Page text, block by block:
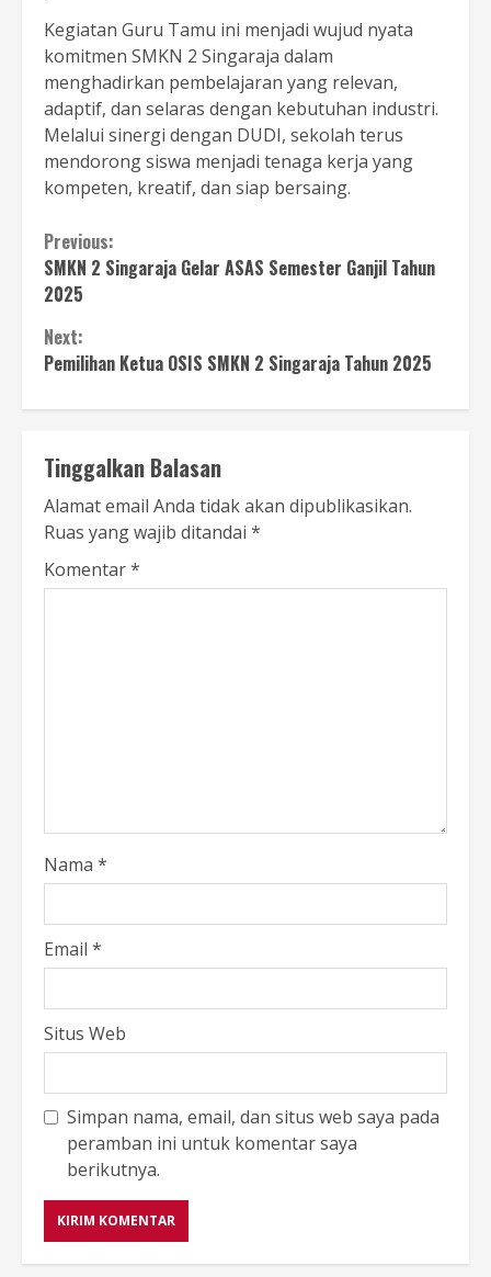
Kegiatan Guru Tamu ini menjadi wujud nyata
komitmen SMKN 2 Singaraja dalam
menghadirkan pembelajaran yang relevan,
adaptif, dan selaras dengan kebutuhan industri.
Melalui sinergi dengan DUDI, sekolah terus
mendorong siswa menjadi tenaga kerja yang
kompeten, kreatif, dan siap bersaing.
Continue
Reading
Previous:
SMKN 2 Singaraja Gelar ASAS Semester Ganjil Tahun
2025
Next:
Pemilihan Ketua OSIS SMKN 2 Singaraja Tahun 2025
Tinggalkan Balasan
Alamat email Anda tidak akan dipublikasikan.
Ruas yang wajib ditandai *
Komentar*
Nama *
Email *
Situs Web
Simpan nama, email, dan situs web saya pada
peramban ini untuk komentar saya
berikutnya.